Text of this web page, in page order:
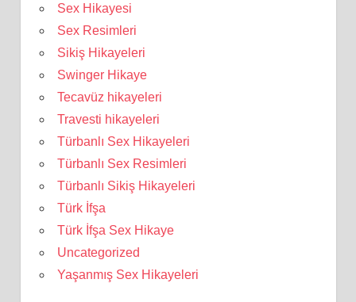
Sex Hikayesi
Sex Resimleri
Sikiş Hikayeleri
Swinger Hikaye
Tecavüz hikayeleri
Travesti hikayeleri
Türbanlı Sex Hikayeleri
Türbanlı Sex Resimleri
Türbanlı Sikiş Hikayeleri
Türk İfşa
Türk İfşa Sex Hikaye
Uncategorized
Yaşanmış Sex Hikayeleri